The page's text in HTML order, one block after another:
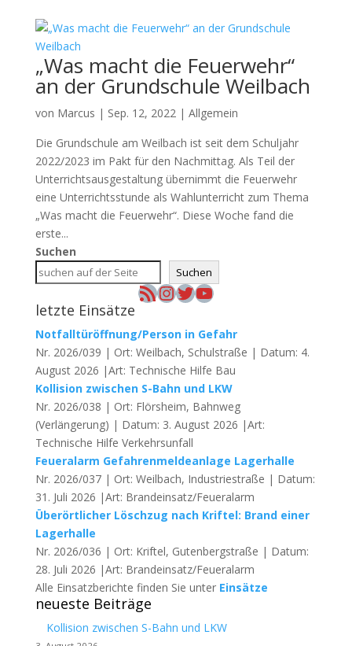
„Was macht die Feuerwehr“
an der Grundschule Weilbach
von Marcus | Sep. 12, 2022| Allgemein
Die Grundschule am Weilbach ist seit dem Schuljahr
2022/2023 im Pakt für den Nachmittag. Als Teil der
Unterrichtsausgestaltung übernimmt die Feuerwehr
eine Unterrichtsstunde als Wahlunterricht zum Thema
„Was macht die Feuerwehr“. Diese Woche fand die
erste...
Suchen
Suchen
RSS-FeedInstagram
Twitter
YouTube
letzte Einsätze
Notfalltüröffnung/Person in Gefahr
Nr. 2026/039 | Ort: Weilbach, Schulstraße | Datum: 4.
August 2026 |Art: Technische Hilfe Bau
Kollision zwischen S-Bahn und LKW
Nr. 2026/038 | Ort: Flörsheim, Bahnweg
(Verlängerung) | Datum: 3. August 2026 |Art:
Technische Hilfe Verkehrsunfall
Feueralarm Gefahrenmeldeanlage Lagerhalle
Nr. 2026/037 | Ort: Weilbach, Industriestraße | Datum:
31. Juli 2026 |Art: Brandeinsatz/Feueralarm
Überörtlicher Löschzug nach Kriftel: Brand einer
Lagerhalle
Nr. 2026/036 | Ort: Kriftel, Gutenbergstraße | Datum:
28. Juli 2026 |Art: Brandeinsatz/Feueralarm
Alle Einsatzberichte finden Sie unter Einsätze
neueste Beiträge
Kollision zwischen S-Bahn und LKW